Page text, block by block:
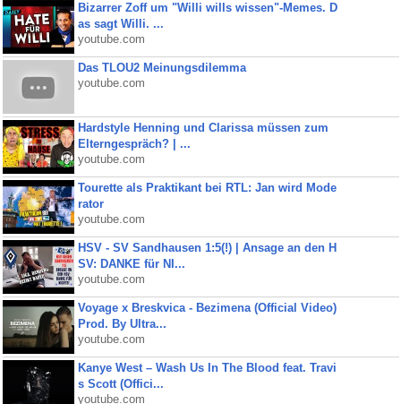
Bizarrer Zoff um "Willi wills wissen"-Memes. D
as sagt Willi. ...
youtube.com
Das TLOU2 Meinungsdilemma
youtube.com
Hardstyle Henning und Clarissa müssen zum
Elterngespräch? | ...
youtube.com
Tourette als Praktikant bei RTL: Jan wird Mode
rator
youtube.com
HSV - SV Sandhausen 1:5(!) | Ansage an den H
SV: DANKE für NI...
youtube.com
Voyage x Breskvica - Bezimena (Official Video)
Prod. By Ultra...
youtube.com
Kanye West – Wash Us In The Blood feat. Travi
s Scott (Offici...
youtube.com